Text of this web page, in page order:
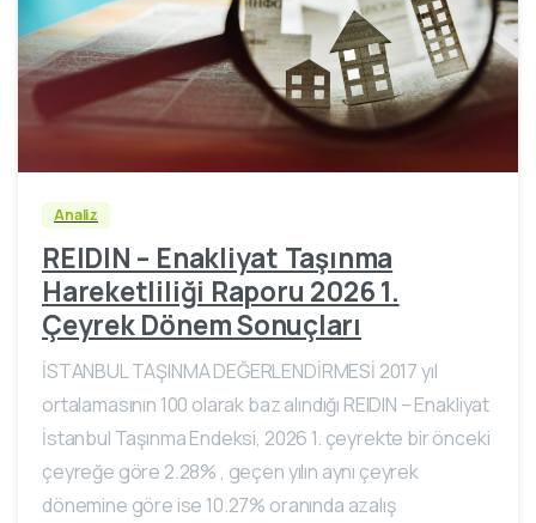
Analiz
REIDIN – Enakliyat Taşınma
Hareketliliği Raporu 2026 1.
Çeyrek Dönem Sonuçları
İSTANBUL TAŞINMA DEĞERLENDİRMESİ 2017 yıl
ortalamasının 100 olarak baz alındığı REIDIN – Enakliyat
İstanbul Taşınma Endeksi, 2026 1. çeyrekte bir önceki
çeyreğe göre 2.28% , geçen yılın aynı çeyrek
dönemine göre ise 10.27% oranında azalış